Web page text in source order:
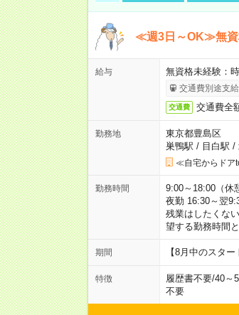
≪週3日～OK≫無資
給与 無資格未経験：
交通費別途支
交通費 交通費全
勤務地
東京都豊島区
巣鴨駅 / 目白駅 /
≪自宅からドア
勤務時間
9:00～18:00（休
夜勤 16:30～翌
残業はしたくな
望する勤務時間
期間 【8月中のスタ
特徴 履歴書不要/40～
不要